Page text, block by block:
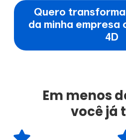
Quero
da minha empresa
4D
Em menos
você já